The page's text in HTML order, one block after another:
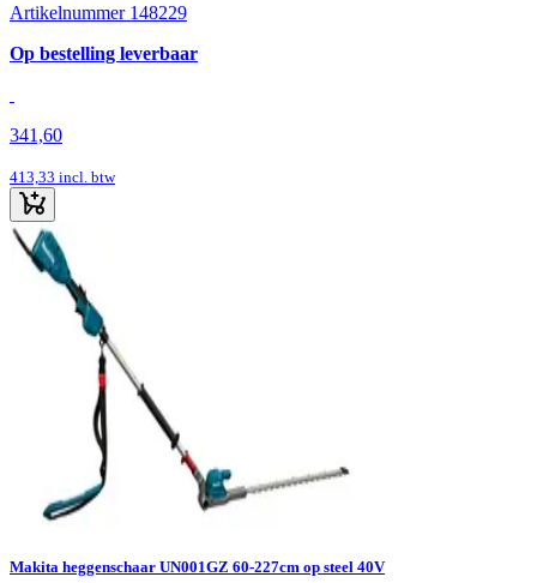
Artikelnummer 148229
Op bestelling leverbaar
341,60
413,33 incl. btw
Makita heggenschaar UN001GZ 60-227cm op steel 40V